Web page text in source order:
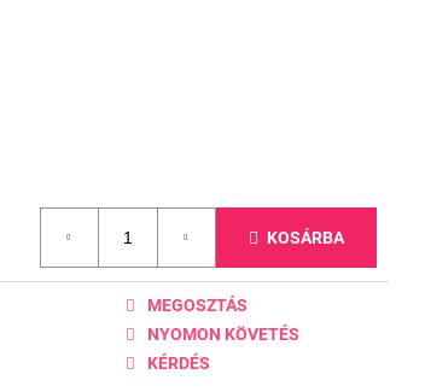
KOSÁRBA
KÉRDÉS
NYOMON KÖVETÉS
MEGOSZTÁS